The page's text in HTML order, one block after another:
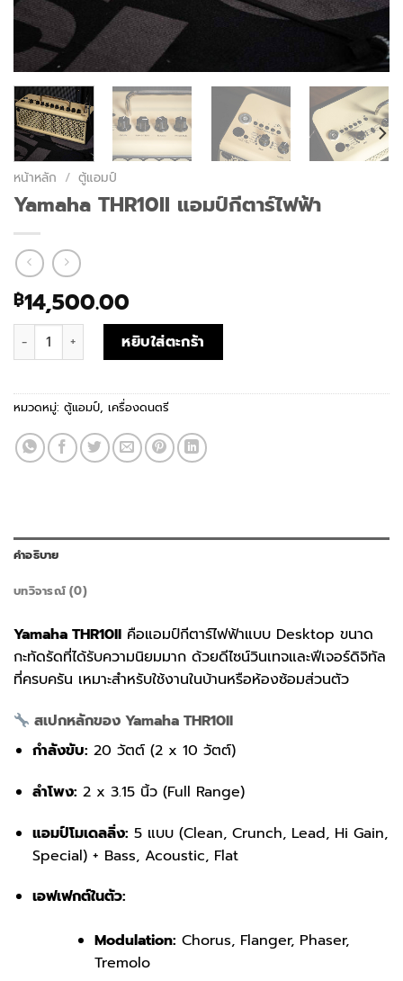
หน้าหลัก / ตู้แอมป์
Yamaha THR10II แอมป์กีตาร์ไฟฟ้า
฿14,500.00
จำนวน Yamaha THR10II แอมป์กีตาร์ไฟฟ้า ชิ้น
หยิบใส่ตะกร้า
หมวดหมู่: ตู้แอมป์, เครื่องดนตรี
คำอธิบาย
บทวิจารณ์ (0)
Yamaha THR10II คือแอมป์กีตาร์ไฟฟ้าแบบ Desktop ขนาด
กะทัดรัดที่ได้รับความนิยมมาก ด้วยดีไซน์วินเทจและฟีเจอร์ดิจิทัล
ที่ครบครัน เหมาะสำหรับใช้งานในบ้านหรือห้องซ้อมส่วนตัว
สเปกหลักของ Yamaha THR10II
กำลังขับ: 20 วัตต์ (2 x 10 วัตต์)
ลำโพง: 2 x 3.15 นิ้ว (Full Range)
แอมป์โมเดลลิ่ง: 5 แบบ (Clean, Crunch, Lead, Hi Gain,
Special) + Bass, Acoustic, Flat
เอฟเฟกต์ในตัว:
Modulation: Chorus, Flanger, Phaser,
Tremolo